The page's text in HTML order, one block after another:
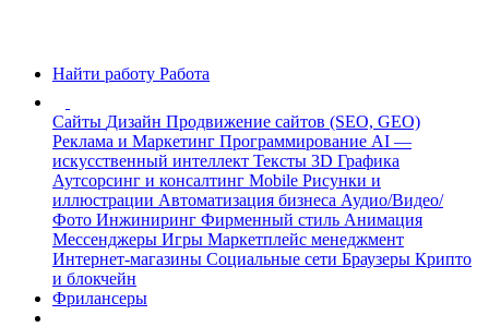
Найти работу Работа
Сайты Дизайн Продвижение сайтов (SEO, GEO)
Реклама и Маркетинг Программирование AI —
искусственный интеллект Тексты 3D Графика
Аутсорсинг и консалтинг Mobile Рисунки и
иллюстрации Автоматизация бизнеса Аудио/Видео/
Фото Инжиниринг Фирменный стиль Анимация
Мессенджеры Игры Маркетплейс менеджмент
Интернет-магазины Социальные сети Браузеры Крипто
и блокчейн
Фрилансеры